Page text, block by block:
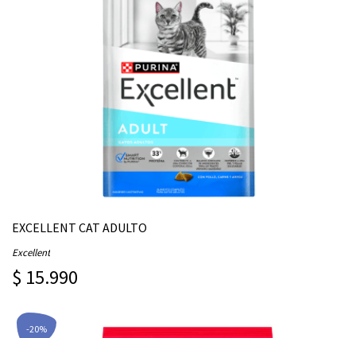
EXCELLENT CAT ADULTO
Excellent
$ 15.990
-20%